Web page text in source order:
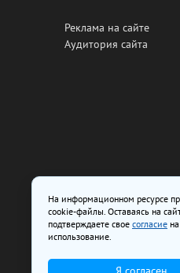
Реклама на сайте
Аудитория сайта
Все рекламные
изготовлена и
На сайте www.irk.ru
от 29 октября 2018
ООО «Ирк.ру».
Телефон редакции:
На информационном ресурсе
cookie-файлы. Оставаясь на
подтверждаете свое согласие
использование.